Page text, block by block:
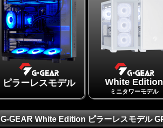
ピラーレスモデル White Edition
ミニタワーモデル
G-GEAR White Edition ピラーレスモデル